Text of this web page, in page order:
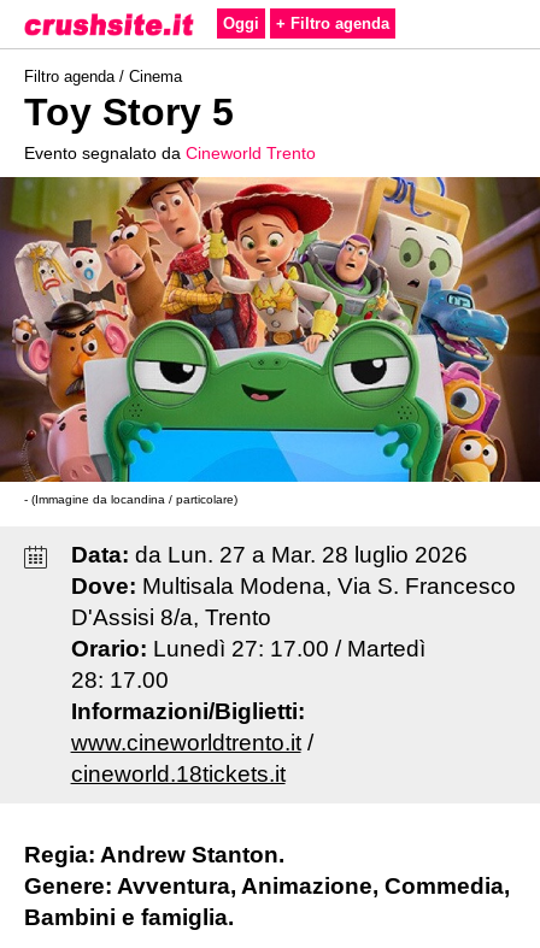
Oggi + Filtro agenda
Filtro agenda / Cinema
Toy Story 5
Evento segnalato da Cineworld Trento
- (Immagine da locandina / particolare)
Data: da Lun. 27 a Mar. 28 luglio 2026
Dove: Multisala Modena, Via S. Francesco
D'Assisi 8/a, Trento
Orario: Lunedì 27: 17.00 / Martedì
28: 17.00
Informazioni/Biglietti:
www.cineworldtrento.it/
cineworld.18tickets.it
Regia: Andrew Stanton.
Genere: Avventura, Animazione, Commedia,
Bambini e famiglia.